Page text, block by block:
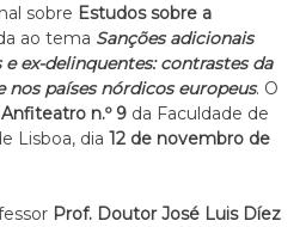
sobre Estudos sobre a
ao tema Sanções adicionais
ex-delinquentes: contrastes da
nos países nórdicos europeus. O
Anfiteatro n.º 9 da Faculdade de
Lisboa, dia 12 de novembro de
Prof. Doutor José Luis Díez